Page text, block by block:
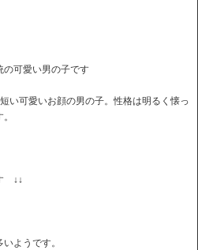
の可愛い男の子です
い可愛いお顔の男の子。性格は明るく懐っ
↓↓
ようです。